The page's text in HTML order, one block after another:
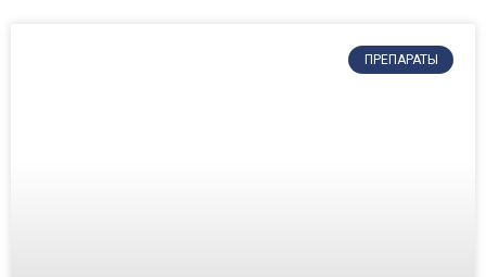
ПРЕПАРАТЫ